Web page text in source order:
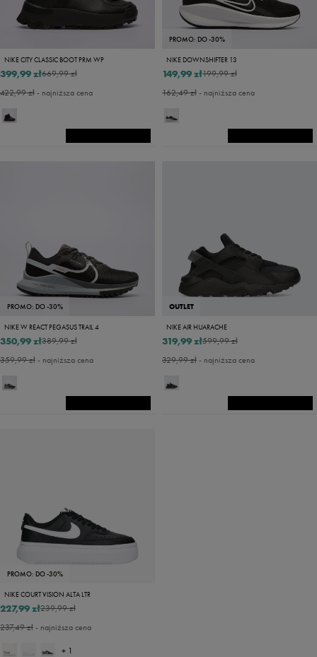
NIKE CITY CLASSIC BOOT PRM WP
669,99 zł
399,99 zł
422,99 zł- najniższa cena
PROMO: DO -30%
NIKE DOWNSHIFTER 13
199,99 zł
149,99 zł
162,49 zł- najniższa cena
PROMO: DO -30%
NIKE W REACT PEGASUS TRAIL 4
389,99 zł
350,99 zł
359,99 zł- najniższa cena
OUTLET
NIKE AIR HUARACHE
599,99 zł
319,99 zł
329,99 zł- najniższa cena
PROMO: DO -30%
NIKE COURT VISION ALTA LTR
239,99 zł
227,99 zł
237,49 zł- najniższa cena
+ 1